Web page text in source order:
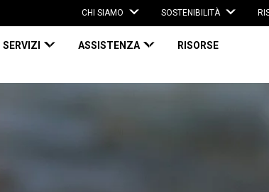
CHI SIAMO SOSTENIBILITÀ
SERVIZI ASSISTENZA RISORSE